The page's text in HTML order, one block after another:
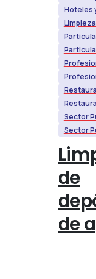
Hoteles
Sector
Sector
de
de